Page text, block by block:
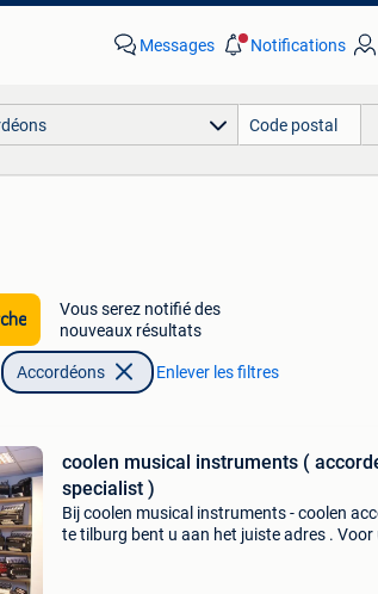
Messages Notifications
Vous serez notifié des
nouveaux résultats
Accordéons Enlever les filtres
coolen musical instruments (
specialist )
Bij coolen musical instruments - coolen
te tilburg bent u aan het juiste adres . Voor